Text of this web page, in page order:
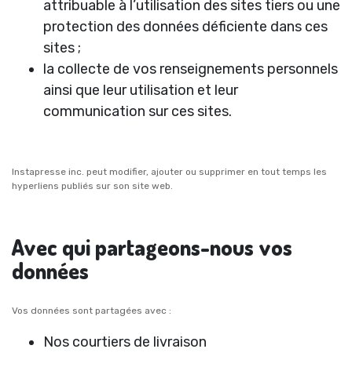
attribuable à l’utilisation des sites tiers ou une
protection des données déficiente dans ces
sites ;
la collecte de vos renseignements personnels
ainsi que leur utilisation et leur
communication sur ces sites.
Instapresse inc. peut modifier, ajouter ou supprimer en tout temps les
hyperliens publiés sur son site web.
Avec qui partageons-nous vos
données
Vos données sont partagées avec :
Nos courtiers de livraison